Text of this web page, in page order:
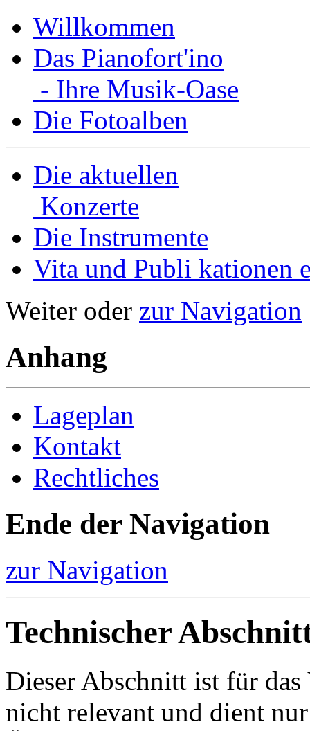
Willkommen
Das Pianofort'ino
- Ihre Musik-Oase
Die Fotoalben
Die aktuellen
Konzerte
Die Instrumente
Vita und Publi­ kationen
Weiter oder zur Navigation
Anhang
Lageplan
Kontakt
Rechtliches
Ende der Navigation
zur Navigation
Technischer
Dieser Abschnitt ist für das
nicht relevant und dient